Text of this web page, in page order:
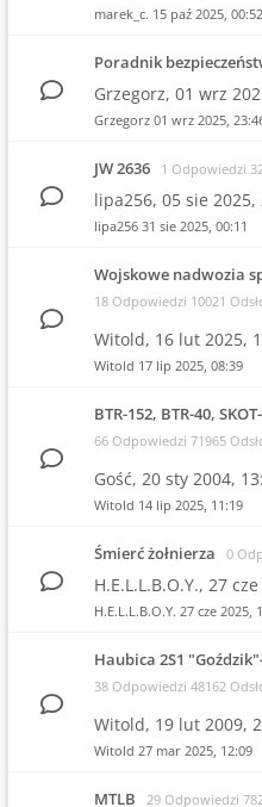
marek_c. 15 paź 2025, 00:52
Poradnik
Grzegorz, 01 wrz
Grzegorz 01 wrz 2025,
JW 2636 1 Odpowiedzi
lipa256, 05 sie 2025,
lipa256 31 sie 2025, 00:11
Wojskowe nadwozia
18 Odpowiedzi 10021
Witold, 16 lut 2025,
Witold 17 lip 2025, 08:39
BTR-152, BTR-40,
66 Odpowiedzi 71965
Gość, 20 sty 2004,
Witold 14 lip 2025, 11:19
Śmierć żołnierza 0
H.E.L.L.B.O.Y., 27
H.E.L.L.B.O.Y. 27 cze 2025,
Haubica 2S1
38 Odpowiedzi 48162
Witold, 19 lut 2009,
Witold 27 mar 2025, 12:09
MTLB 29 Odpowiedzi